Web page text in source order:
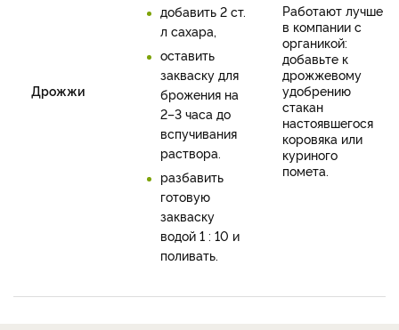
Дрожжи
добавить 2 ст.
л сахара,
оставить
закваску для
брожения на
2–3 часа до
вспучивания
раствора.
разбавить
готовую
закваску
водой 1 : 10 и
поливать.
Работают лучше
в компании с
органикой:
добавьте к
дрожжевому
удобрению
стакан
настоявшегося
коровяка или
куриного
помета.